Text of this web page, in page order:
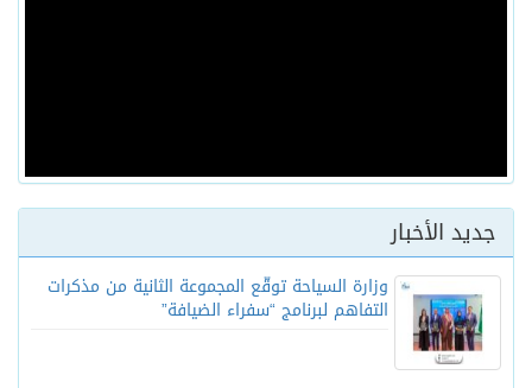
جديد الأخبار
وزارة السياحة توقّع المجموعة الثانية من مذكرات
التفاهم لبرنامج “سفراء الضيافة”